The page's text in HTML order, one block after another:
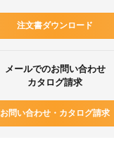
注文書ダウンロード
メールでのお問い合わせ
カタログ請求
お問い合わせ・カタログ請求